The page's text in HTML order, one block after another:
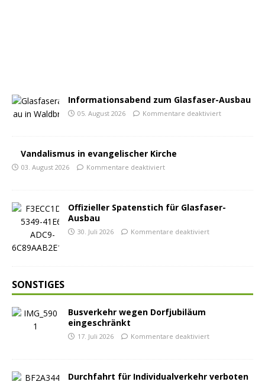
Informationsabend zum Glasfaser-Ausbau
05. August 2026 Kommentare deaktiviert
Vandalismus in evangelischer Kirche
03. August 2026 Kommentare deaktiviert
Offizieller Spatenstich für Glasfaser-
Ausbau
30. Juli 2026 Kommentare deaktiviert
SONSTIGES
Busverkehr wegen Dorfjubiläum
eingeschränkt
17. Juli 2026 Kommentare deaktiviert
Durchfahrt für Individualverkehr verboten